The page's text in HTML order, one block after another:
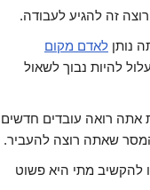
זה להגיע לעבודה.
נותן לאדם מקום
להיות נבוך לשאול
אתה רואה עובדים חדשים
שאתה רוצה להעביר.
להקשיב מתי היא פשוט